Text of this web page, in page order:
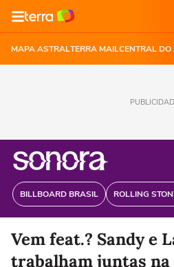
MAPA ASTRALTERRA MAILCENTRAL
BILLBOARD BRASIL ROLLING
Vem feat.? Sandy e
trabalham juntas